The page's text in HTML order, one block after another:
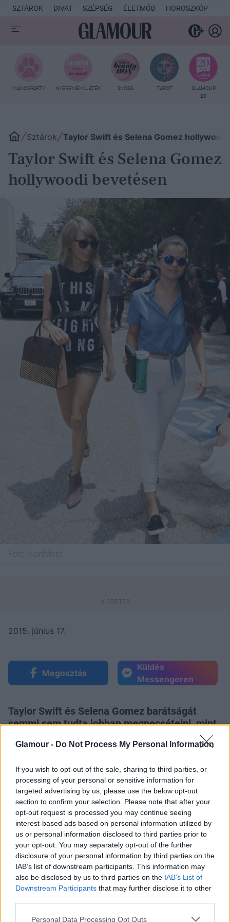
Glamour - Do Not Process My Personal Information
If you wish to opt-out of the sale, sharing to third parties, or
processing of your personal or sensitive information for
targeted advertising by us, please use the below opt-out
section to confirm your selection. Please note that after your
opt-out request is processed you may continue seeing
interest-based ads based on personal information utilized by
us or personal information disclosed to third parties prior to
your opt-out. You may separately opt-out of the further
disclosure of your personal information by third parties on the
IAB’s list of downstream participants. This information may
also be disclosed by us to third parties on the IAB’s List of
Downstream Participants that may further disclose it to other
Please note that this website/app uses one or more Google
Personal Data Processing Opt Outs
SZTÁROK DIVAT SZÉPSÉG ÉLETMÓD HOROSZKÓP
MANCSPARTY NYEREMÉNYJÁTÉK SYOSS TAROT
GLAMOUR
20
Sztárok Taylor Swift és Selena Gomez
Taylor Swift és Selena Gomez
hollywoodi bevetésen
2015. június 17.
Megosztás
Küldés
Messengeren
Taylor Swift és Selena Gomez barátságát
semmi sem tudta jobban megpecsételni, mint
videoklipjébenmegkapta barátnője a fő
Nos, akik közös videoklipekben szerepelnek, azok
természetesen együtt is vásárolnak. Ez történt
Taylor Swift és Selena Gomez esetében is, akik
nyakukba vették Los Angelest egy kis felöltő
shoppingolás kedvéért. Nem igazán értjük viszont